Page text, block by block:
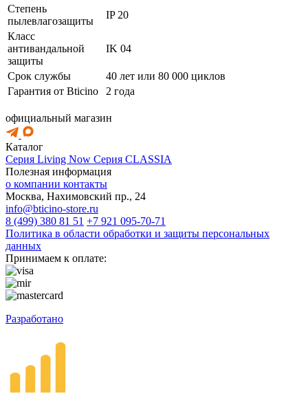
Степень
пылевлагозащиты
IP 20
Класс
антивандальной
защиты
IK 04
Срок службы
40 лет или 80 000 циклов
Гарантия от Bticino
2 года
официальный магазин
Каталог
Серия Living Now Серия CLASSIA
Полезная информация
о компании контакты
Москва, Нахимовский пр., 24
info@bticino-store.ru
8 (499) 380 81 51 +7 921 095-70-71
Политика в области обработки и защиты персональных
данных
Принимаем к оплате:
Разработано